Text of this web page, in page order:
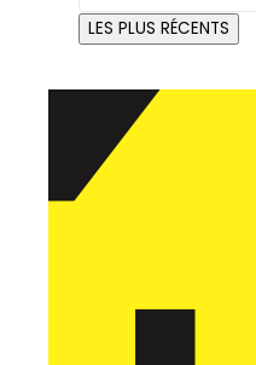
LES PLUS RÉCENTS